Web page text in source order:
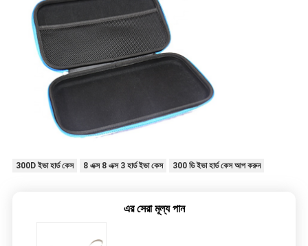
300D ইভা হার্ড কেস 8 এক্স 8 এক্স 3 হার্ড ইভা কেস 300 ডি ইভা হার্ড কেস আপ করুন
এর সেরা মূল্য পান